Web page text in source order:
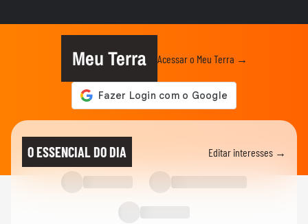
Cleitinho volta atrás e pede candidatura ao
governo de MG: ‘Quem...
Caiado diz que partidos começaram a se
posicionar nos estados:...
Zema diz que vice deve ser do Novo:
'Queremos alguém com ficha limpa'
Meu Terra Acessar o Meu Terra →
O ESSENCIAL DO DIA Editar interesses →